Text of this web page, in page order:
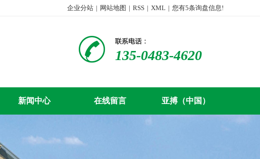
企业分站 | 网站地图 | RSS | XML | 您有5条询盘信息!
135-0483-4620
新闻中心 在线留言 亚搏（中国）